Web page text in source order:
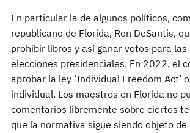
En particular la de algunos políticos,
republicano de Florida, Ron DeSantis,
prohibir libros y así ganar votos para las
elecciones presidenciales. En 2022, el
aprobar la ley ‘Individual Freedom Act’
individual. Los maestros en Florida no
comentarios libremente sobre ciertos
que la normativa sigue siendo objeto